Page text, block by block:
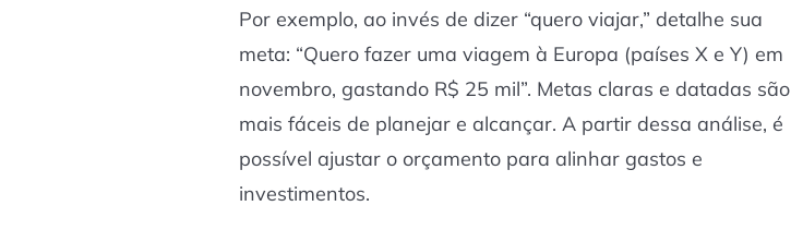
Por exemplo, ao invés de dizer “quero viajar,” detalhe sua
meta: “Quero fazer uma viagem à Europa (países X e Y) em
novembro, gastando R$ 25 mil”. Metas claras e datadas são
mais fáceis de planejar e alcançar. A partir dessa análise, é
possível ajustar o orçamento para alinhar gastos e
investimentos.